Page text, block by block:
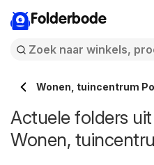
Folderbode
Wonen, tuincentrum
Actuele folders
Wonen,